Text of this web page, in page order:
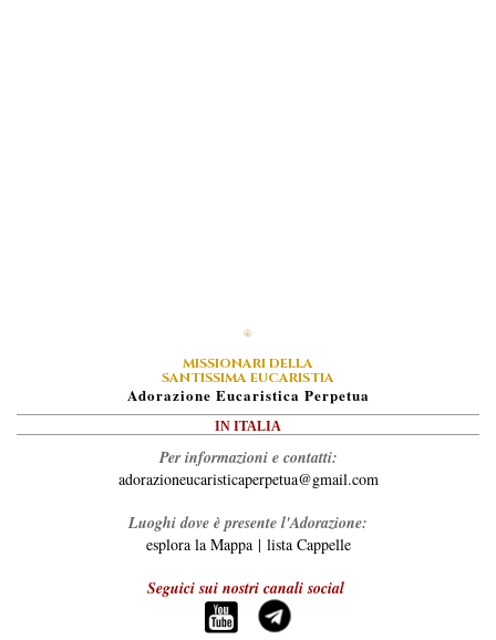
MISSIONARI DELLA
SANTISSIMA EUCARISTIA
ADorazione EUcaristica PErpetua
IN ITALIA
Per informazioni e contatti:
adorazioneucaristicaperpetua@gmail.com
Luoghi dove è presente l'Adorazione:
esplora la Mappa| lista Cappelle
Seguici sui nostri canali social